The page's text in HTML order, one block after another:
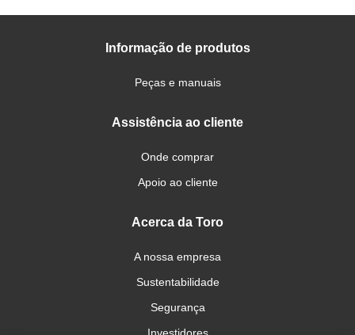
Informação de produtos
Peças e manuais
Assistência ao cliente
Onde comprar
Apoio ao cliente
Acerca da Toro
A nossa empresa
Sustentabilidade
Segurança